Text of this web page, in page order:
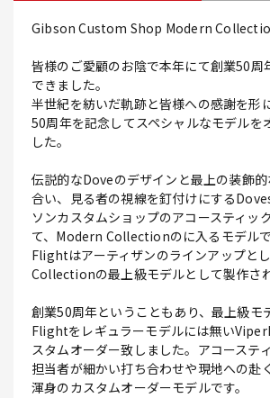
Gibson Custom Shop Modern
皆様のご愛顧のお陰で本年にて創業50周
できました。
半世紀を紡いだ軌跡と皆様への感謝を形
50周年を記念してスペシャルなモデルを
した。
伝説的なDoveのデザインと最上の装飾
合い、見る者の視線を釘付けにする
ソンカスタムショップのアコースティッ
て、Modern Collectionのに入るモデル
Flightはアーティザンのラインアップと
Collectionの最上級モデルとして製作さ
創業50周年ということもあり、最上級モ
Flightをレギュラーモデルには無い
スタムオーダー致しました。アコーステ
担当者が細かい打ち合わせや現地への赴
渾身のカスタムオーダーモデルです。